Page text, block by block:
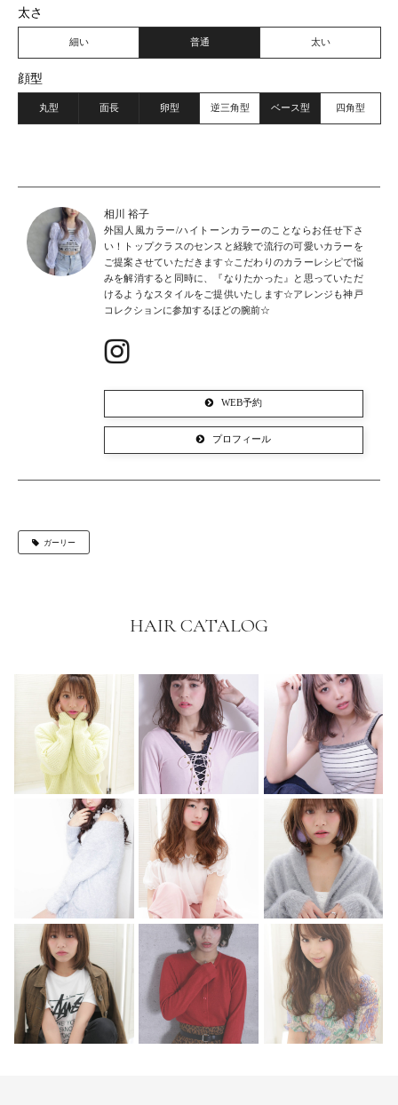
太さ
細い 普通 太い
顔型
丸型 面長 卵型 逆三角型 ベース型 四角型
相川 裕子
外国人風カラー/ハイトーンカラーのことならお任せ下さ
い！トップクラスのセンスと経験で流行の可愛いカラーを
ご提案させていただきます☆こだわりのカラーレシピで悩
みを解消すると同時に、『なりたかった』と思っていただ
けるようなスタイルをご提供いたします☆アレンジも神戸
コレクションに参加するほどの腕前☆
WEB予約
プロフィール
ガーリー
HAIR CATALOG